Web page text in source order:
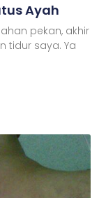
Ayah
pekan, akhir
tidur saya. Ya